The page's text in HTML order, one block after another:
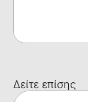
Δείτε επίσης